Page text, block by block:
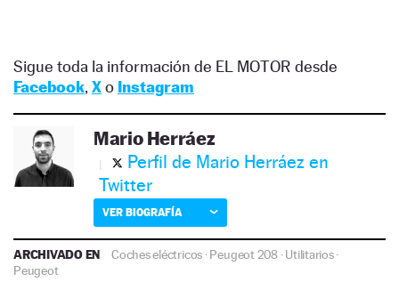
Sigue toda la información de EL MOTOR desde
Facebook, Xo Instagram
Mario Herráez
Perfil de Mario Herráez en
Twitter
VER BIOGRAFÍA
ARCHIVADO EN Coches eléctricos ·Peugeot 208·Utilitarios·
Peugeot